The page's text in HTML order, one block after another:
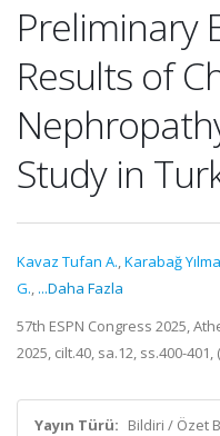
Preliminary
Results of
Study in
Kavaz Tufan A.,Karabağ
G., ...Daha Fazla
57th ESPN Congress 2025,
2025, cilt.40, sa.12, ss.400-
Yayın Türü: Bildiri / Özet